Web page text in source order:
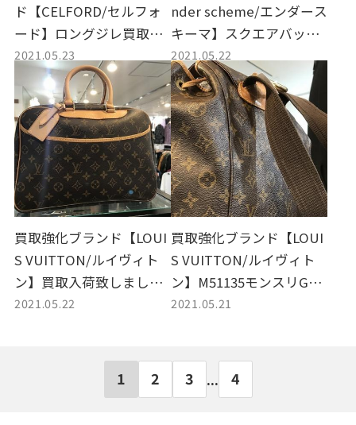
ド【CELFORD/セルフォ
ード】ロングジレ買取入
荷致しました！
2021.05.23
nder scheme/エンダース
キーマ】スクエアバッグ
買取入荷致しました。
2021.05.22
買取強化ブランド【LOUI
S VUITTON/ルイヴィト
ン】買取入荷致しまし
た。
2021.05.22
買取強化ブランド【LOUI
S VUITTON/ルイヴィト
ン】M51135モンスリGM
買取入荷致しました。
2021.05.21
1 2 3 ... 4